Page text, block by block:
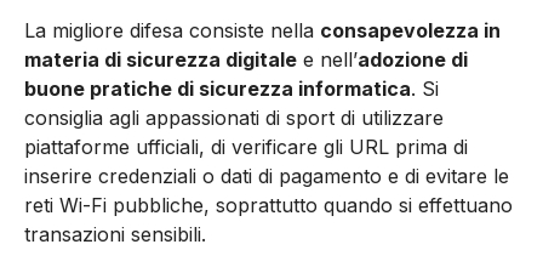
La migliore difesa consiste nella consapevolezza in
materia di sicurezza digitale e nell’adozione di
buone pratiche di sicurezza informatica. Si
consiglia agli appassionati di sport di utilizzare
piattaforme ufficiali, di verificare gli URL prima di
inserire credenziali o dati di pagamento e di evitare le
reti Wi-Fi pubbliche, soprattutto quando si effettuano
transazioni sensibili.